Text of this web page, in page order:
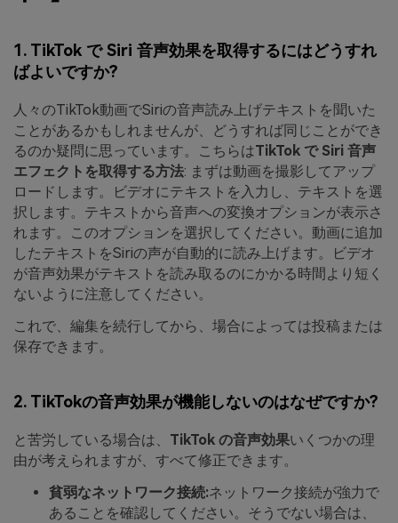
1. TikTok で Siri 音声効果を取得するにはどうすれ
ばよいですか?
人々のTikTok動画でSiriの音声読み上げテキストを聞いた
ことがあるかもしれませんが、どうすれば同じことができ
るのか疑問に思っています。こちらはTikTok で Siri 音声
エフェクトを取得する方法: まずは動画を撮影してアップ
ロードします。ビデオにテキストを入力し、テキストを選
択します。テキストから音声への変換オプションが表示さ
れます。このオプションを選択してください。動画に追加
したテキストをSiriの声が自動的に読み上げます。ビデオ
が音声効果がテキストを読み取るのにかかる時間より短く
ないように注意してください。
これで、編集を続行してから、場合によっては投稿または
保存できます。
2. TikTokの音声効果が機能しないのはなぜですか?
と苦労している場合は、 TikTok の音声効果いくつかの理
由が考えられますが、すべて修正できます。
貧弱なネットワーク接続:ネットワーク接続が強力で
あることを確認してください。そうでない場合は、